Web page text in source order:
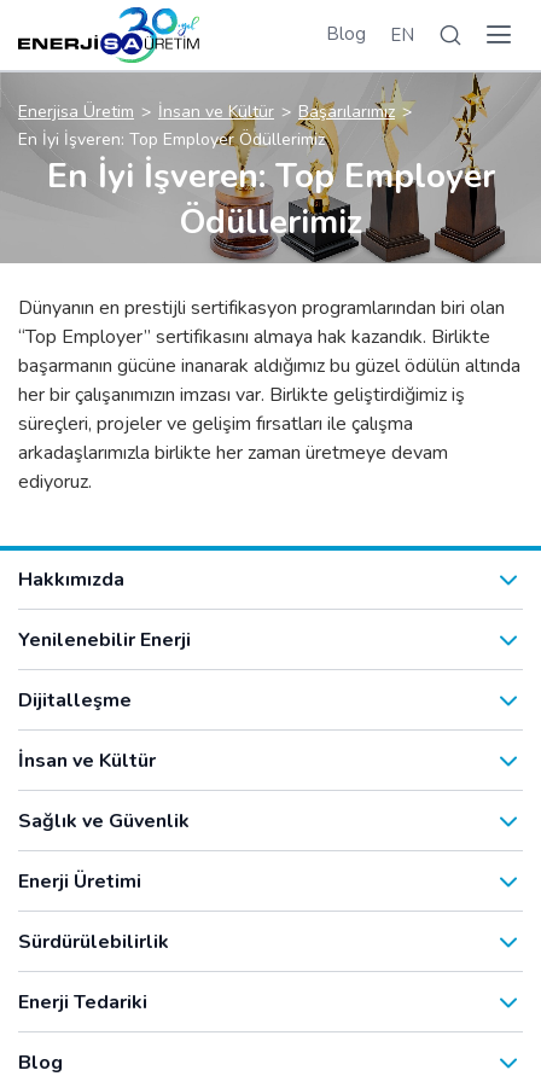
Blog EN
Enerjisa Üretim İnsan ve Kültür
Başarılarımız
En İyi İşveren: Top Employer Ödüllerimiz
En İyi İşveren: Top Employer
Ödüllerimiz
Dünyanın en prestijli sertifikasyon programlarından biri olan
“Top Employer” sertifikasını almaya hak kazandık. Birlikte
başarmanın gücüne inanarak aldığımız bu güzel ödülün altında
her bir çalışanımızın imzası var. Birlikte geliştirdiğimiz iş
süreçleri, projeler ve gelişim fırsatları ile çalışma
arkadaşlarımızla birlikte her zaman üretmeye devam
ediyoruz.
Hakkımızda
Yenilenebilir Enerji
Dijitalleşme
İnsan ve Kültür
Sağlık ve Güvenlik
Enerji Üretimi
Sürdürülebilirlik
Enerji Tedariki
Blog